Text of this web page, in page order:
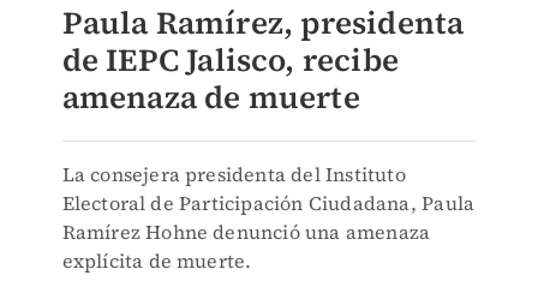
Paula Ramírez, presidenta
de IEPC Jalisco, recibe
amenaza de muerte
La consejera presidenta del Instituto
Electoral de Participación Ciudadana, Paula
Ramírez Hohne denunció una amenaza
explícita de muerte.